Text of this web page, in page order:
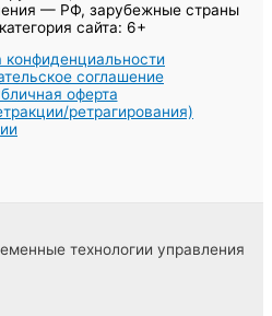
— РФ, зарубежные страны
сайта: 6+
конфиденциальности
соглашение
оферта
ретрагирования)
технологии управления